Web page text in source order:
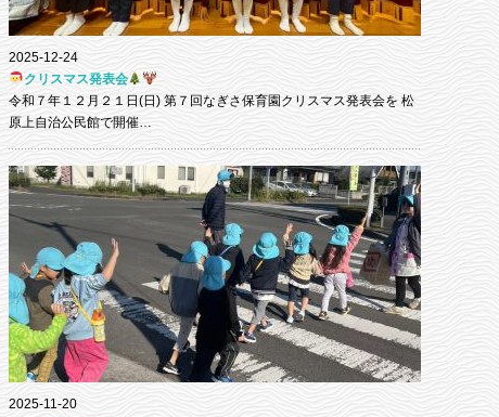
2025-12-24
クリスマス発表会
令和７年１２月２１日(日) 第７回なぎさ保育園クリスマス発表会を 松
原上自治公民館で開催…
2025-11-20